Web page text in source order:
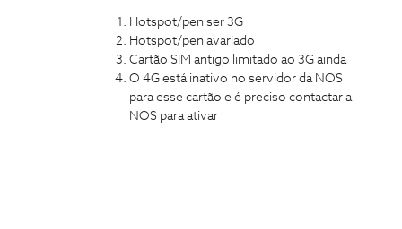
Hotspot/pen ser 3G
Hotspot/pen avariado
Cartão SIM antigo limitado ao 3G ainda
O 4G está inativo no servidor da NOS
para esse cartão e é preciso contactar a
NOS para ativar